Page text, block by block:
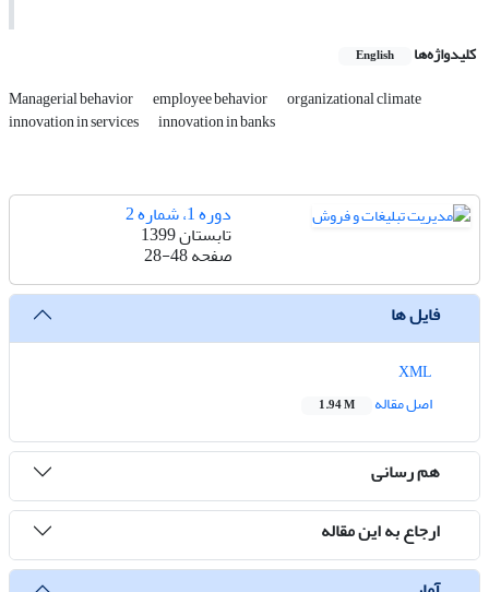
کلیدواژه‌ها English
Managerial behavior employee behavior organizational climate
innovation in services innovation in banks
دوره 1، شماره 2
تابستان 1399
صفحه28-48
فایل ها
اصل مقاله
1.94 M
هم رسانی
ارجاع به این مقاله